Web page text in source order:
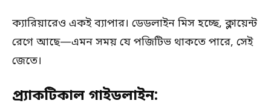
ক্যারিয়ারেও একই ব্যাপার। ডেডলাইন মিস হচ্ছে, ক্লায়েন্ট
রেগে আছে—এমন সময় যে পজিটিভ থাকতে পারে, সেই
জেতে।
প্র্যাকটিকাল গাইডলাইন: